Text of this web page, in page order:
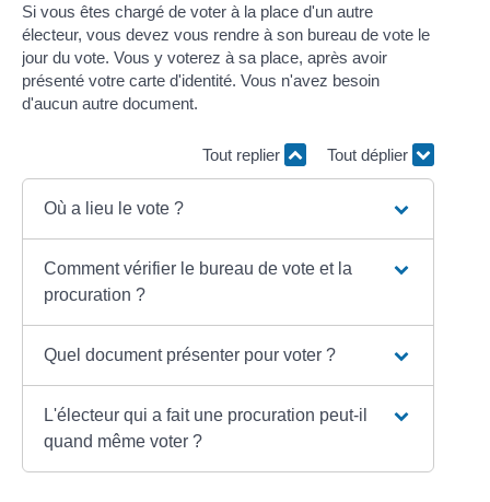
Si vous êtes chargé de voter à la place d'un autre
électeur, vous devez vous rendre à son bureau de vote le
jour du vote. Vous y voterez à sa place, après avoir
présenté votre carte d'identité. Vous n'avez besoin
d'aucun autre document.
Tout replier Tout déplier
Où a lieu le vote ?
Comment vérifier le bureau de vote et la
procuration ?
Quel document présenter pour voter ?
L'électeur qui a fait une procuration peut-il
quand même voter ?